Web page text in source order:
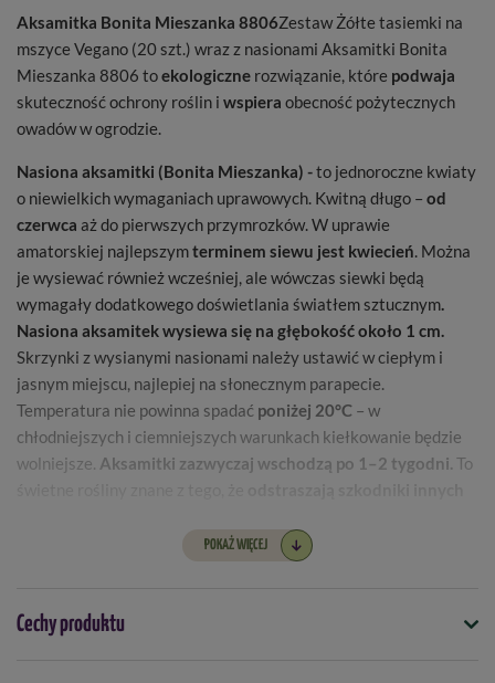
Aksamitka Bonita Mieszanka 8806Zestaw Żółte tasiemki na
mszyce Vegano (20 szt.) wraz z nasionami Aksamitki Bonita
Mieszanka 8806 toekologiczne rozwiązanie, które podwaja
skuteczność ochrony roślin i wspiera obecność pożytecznych
owadów w ogrodzie.
Nasiona aksamitki (Bonita Mieszanka) -to jednoroczne kwiaty
o niewielkich wymaganiach uprawowych. Kwitną długo – od
czerwca aż do pierwszych przymrozków. W uprawie
amatorskiej najlepszymterminem siewu jest kwiecień. Można
je wysiewać również wcześniej, ale wówczas siewki będą
wymagały dodatkowego doświetlania światłem sztucznym.
Nasiona aksamitek wysiewa się na głębokość około 1 cm.
Skrzynki z wysianymi nasionami należy ustawić w ciepłym i
jasnym miejscu, najlepiej na słonecznym parapecie.
Temperatura nie powinna spadać poniżej 20°C – w
chłodniejszych i ciemniejszych warunkach kiełkowanie będzie
wolniejsze. Aksamitki zazwyczaj wschodzą po 1–2 tygodni. To
działanie odstraszające- wydzielają substancje zapachowe,
naturalnych wrogów mszyc, np. biedronki i złotooki, które żywią
POKAŻ WIĘCEJ
Cechy produktu